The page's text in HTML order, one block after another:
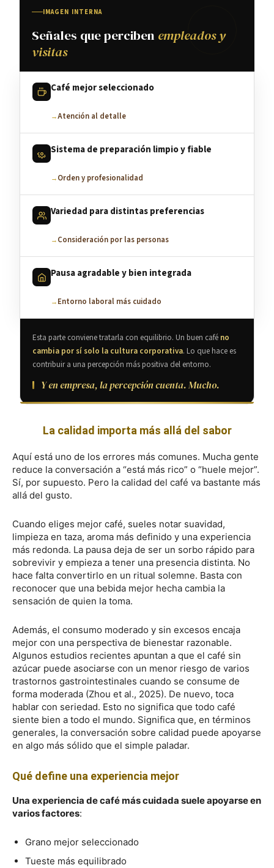
IMAGEN INTERNA
Señales que perciben empleados y
visitas
Café mejor seleccionado
Atención al detalle
Sistema de preparación limpio y fiable
Orden y profesionalidad
Variedad para distintas preferencias
Consideración por las personas
Pausa agradable y bien integrada
Entorno laboral más cuidado
Esta parte conviene tratarla con equilibrio. Un buen café no
cambia por sí solo la cultura corporativa. Lo que hace es
contribuir a una percepción más positiva del entorno.
Y en empresa, la percepción cuenta. Mucho.
La calidad importa más allá del sabor
Aquí está uno de los errores más comunes. Mucha gente
reduce la conversación a “está más rico” o “huele mejor”.
Sí, por supuesto. Pero la calidad del café va bastante más
allá del gusto.
Cuando eliges mejor café, sueles notar suavidad,
limpieza en taza, aroma más definido y una experiencia
más redonda. La pausa deja de ser un sorbo rápido para
sobrevivir y empieza a tener una presencia distinta. No
hace falta convertirlo en un ritual solemne. Basta con
reconocer que una bebida mejor hecha cambia la
sensación de quien la toma.
Además, el consumo moderado y sin excesos encaja
mejor con una perspectiva de bienestar razonable.
Algunos estudios recientes apuntan a que el café sin
azúcar puede asociarse con un menor riesgo de varios
trastornos gastrointestinales cuando se consume de
forma moderada (Zhou et al., 2025). De nuevo, toca
hablar con seriedad. Esto no significa que todo café
siente bien a todo el mundo. Significa que, en términos
generales, la conversación sobre calidad puede apoyarse
en algo más sólido que el simple paladar.
Qué define una experiencia mejor
Una experiencia de café más cuidada suele apoyarse en
varios factores:
Grano mejor seleccionado
Tueste más equilibrado